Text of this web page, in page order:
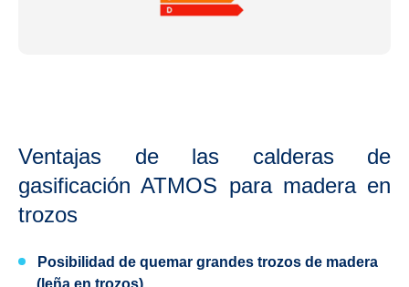
Ventajas de las calderas de
gasificación ATMOS para madera en
trozos
Posibilidad de quemar grandes trozos de madera
(leña en trozos)